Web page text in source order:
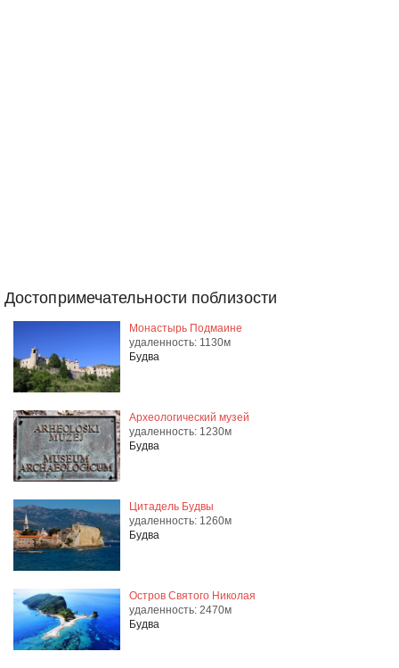
Достопримечательности поблизости
Монастырь Подмаине
удаленность: 1130м
Будва
Археологический музей
удаленность: 1230м
Будва
Цитадель Будвы
удаленность: 1260м
Будва
Остров Святого Николая
удаленность: 2470м
Будва